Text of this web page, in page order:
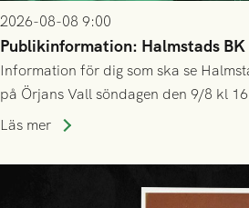
2026-08-08 9:00
Publikinformation: Halmstads
Information för dig som ska se
på Örjans Vall söndagen den 9/8 kl
Läs mer